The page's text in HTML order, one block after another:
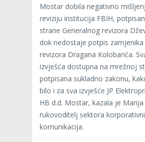
Mostar dobila negativno
reviziju institucija FBIH,
strane Generalnog revizora
dok nedostaje potpis
revizora Dragana Kolobarića.
izvješća dostupna na mrežnoj
potpisana sukladno zakonu,
bilo i za sva izvješće JP
HB d.d. Mostar, kazala je
rukovoditelj sektora
komunikacija.